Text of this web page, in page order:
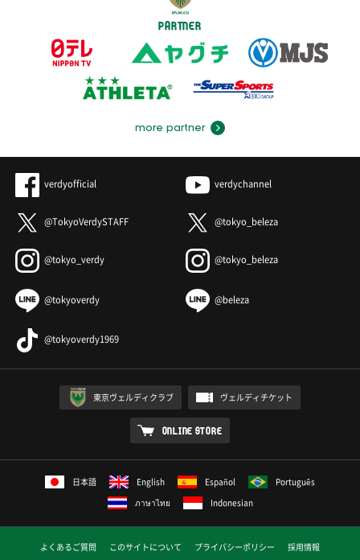
PARTNER
more partner
verdyofficial verdychannel
@TokyoVerdySTAFF @tokyo_beleza
@tokyo_verdy @tokyo_beleza
@tokyoverdy @beleza
@tokyoverdy1969
東京ヴェルディクラブ ヴェルディチケット
ONLINE STORE
日本語 English Español
Português
ภาษาไทย
Indonesian
よくあるご質問 このサイトについて プライバシーポリシー 採用情報